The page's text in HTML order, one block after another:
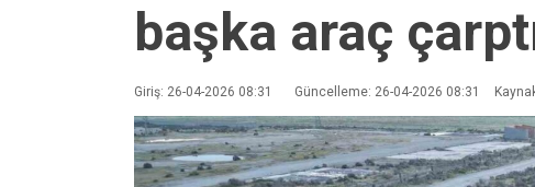
başka araç
Giriş: 26-04-2026 08:31 Güncelleme: 26-04-2026 08:31